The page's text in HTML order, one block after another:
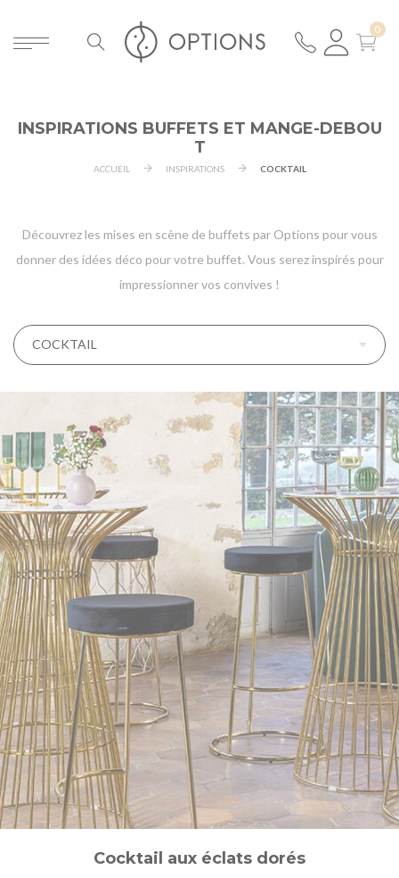
INSPIRATIONS BUFFETS ET MANGE-DEBOU
T
ACCUEIL INSPIRATIONS COCKTAIL
Découvrez les mises en scène de buffets par Options pour vous
donner des idées déco pour votre buffet. Vous serez inspirés pour
impressionner vos convives !
Cocktail aux éclats dorés